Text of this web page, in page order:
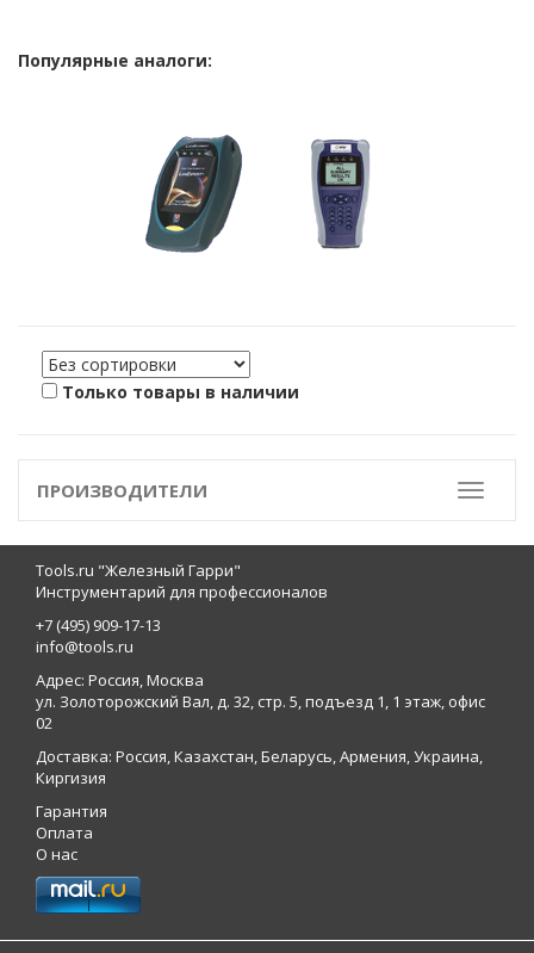
Популярные аналоги:
Только товары в наличии
Toggle
ПРОИЗВОДИТЕЛИ
Tools.ru "Железный Гарри"
Инструментарий для профессионалов
+7 (495) 909-17-13
info@tools.ru
Адрес: Россия, Москва
ул. Золоторожский Вал, д. 32, стр. 5, подъезд 1, 1 этаж, офис
02
Доставка: Россия, Казахстан, Беларусь, Армения, Украина,
Киргизия
Гарантия
Оплата
О нас